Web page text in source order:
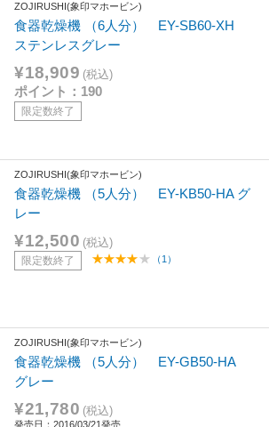
ZOJIRUSHI(象印マホービン)
食器乾燥機 （6人分） EY-SB60-XH
ステンレスグレー
¥18,909 (税込)
ポイント：190
限定数終了
ZOJIRUSHI(象印マホービン)
食器乾燥機 （5人分） EY-KB50-HA グ
レー
¥12,500 (税込)
限定数終了 （1）
ZOJIRUSHI(象印マホービン)
食器乾燥機 （5人分） EY-GB50-HA
グレー
¥21,780 (税込)
発売日：2016/03/21発売